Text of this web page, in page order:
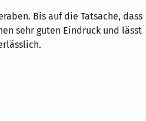
Bis auf die Tatsache, dass
sehr guten Eindruck und lässt